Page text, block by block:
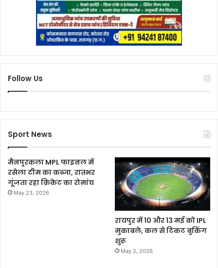
Follow Us
Sport News
मैनपुरकला MPL फाइनल में
रसेला टीम का कब्जा, रातभर
गूंजता रहा क्रिकेट का रोमांच
May 23, 2026
रायपुर में 10 और 13 मई को IPL
मुकाबले, कल से टिकट बुकिंग
शुरू
May 2, 2026